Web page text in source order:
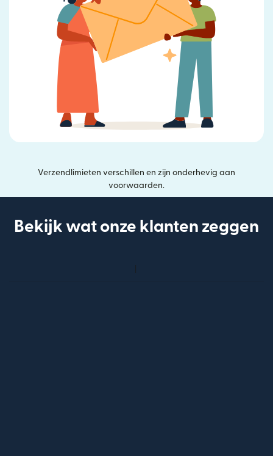
Verzendlimieten verschillen en zijn onderhevig aan
voorwaarden.
Bekijk wat onze klanten zeggen